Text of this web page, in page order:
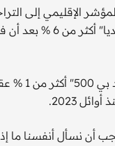
الإقليمي إلى
عاملا رئيسيا على
العقود
2023.
أن نسأل أنفسنا ما